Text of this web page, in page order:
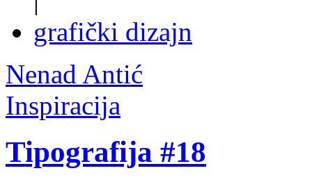
grafički dizajn
Nenad Antić
Inspiracija
Tipografija #18